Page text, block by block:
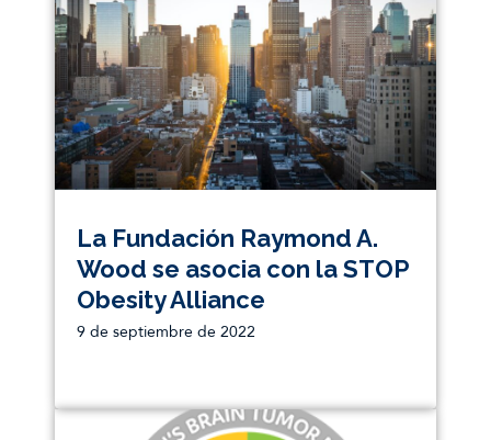
La Fundación Raymond A.
Wood se asocia con la STOP
Obesity Alliance
9 de septiembre de 2022